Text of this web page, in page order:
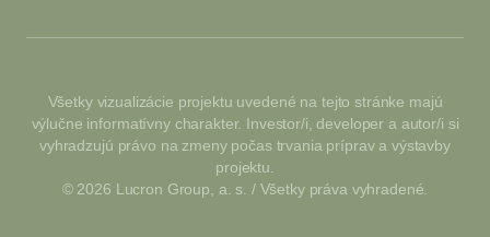
Všetky vizualizácie projektu uvedené na tejto stránke majú
výlučne informatívny charakter. Investor/i, developer a autor/i si
vyhradzujú právo na zmeny počas trvania príprav a výstavby
projektu.
© 2026 Lucron Group, a. s. / Všetky práva vyhradené.